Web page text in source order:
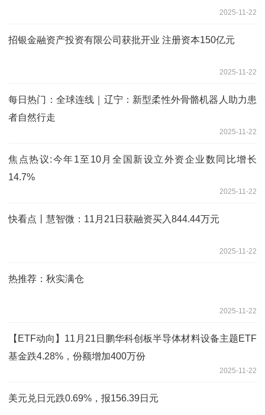
2025-11-22
招银金融资产投资有限公司获批开业 注册资本150亿元
2025-11-22
每日热门：全球连线｜辽宁：新型柔性外骨骼机器人助力患
者自然行走
2025-11-22
焦点热议:今年1至10月全国新设立外资企业数同比增长
14.7%
2025-11-22
快看点丨慧智微：11月21日获融资买入844.44万元
2025-11-22
热推荐：秋实满仓
2025-11-22
【ETF动向】11月21日鹏华科创板半导体材料设备主题ETF
基金跌4.28%，份额增加400万份
2025-11-22
美元兑日元跌0.69%，报156.39日元